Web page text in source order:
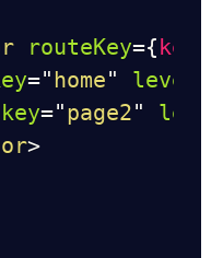
routeKey={key
=" home"
key="page2"
>